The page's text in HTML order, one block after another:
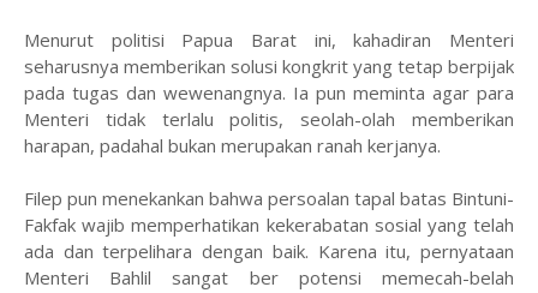
Menurut politisi Papua Barat ini, kahadiran Menteri
seharusnya memberikan solusi kongkrit yang tetap berpijak
pada tugas dan wewenangnya. Ia pun meminta agar para
Menteri tidak terlalu politis, seolah-olah memberikan
harapan, padahal bukan merupakan ranah kerjanya.
Filep pun menekankan bahwa persoalan tapal batas Bintuni-
Fakfak wajib memperhatikan kekerabatan sosial yang telah
ada dan terpelihara dengan baik. Karena itu, pernyataan
Menteri Bahlil sangat ber potensi memecah-belah